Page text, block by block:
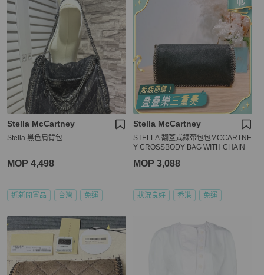
Stella McCartney
Stella 黑色肩背包
MOP 4,498
近新閒置品 台灣 免運
Stella McCartney
STELLA 翻蓋式鍊帶包包MCCARTNE
Y CROSSBODY BAG WITH CHAIN
MOP 3,088
狀況良好 香港 免運